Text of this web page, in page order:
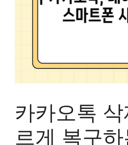
카카오톡
르게 복구